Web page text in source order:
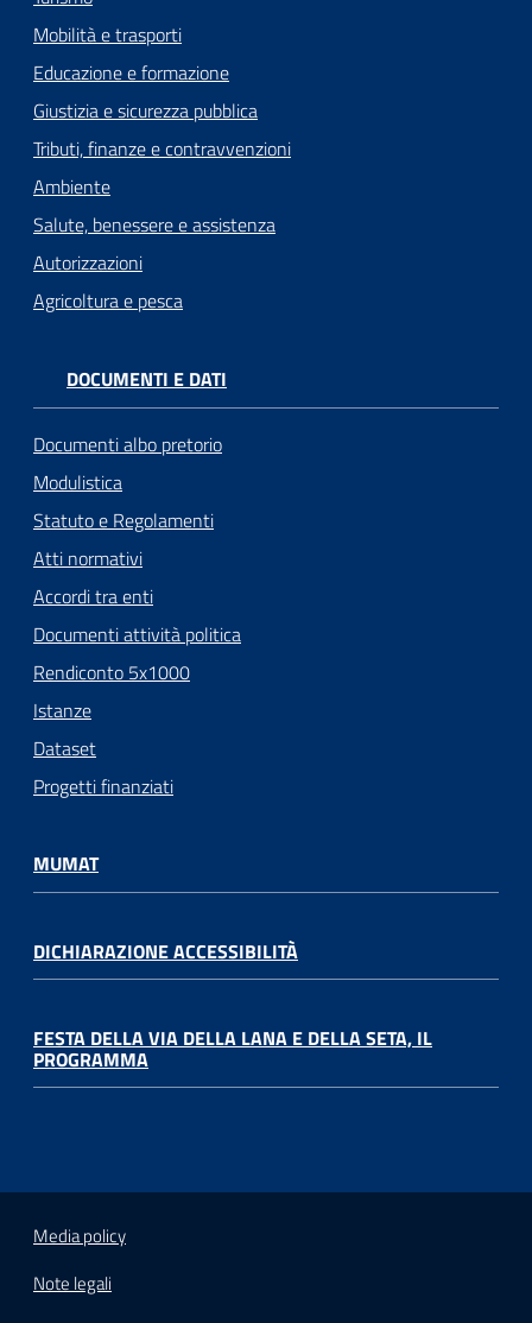
Mobilità e trasporti
Educazione e formazione
Giustizia e sicurezza pubblica
Tributi, finanze e contravvenzioni
Ambiente
Salute, benessere e assistenza
Autorizzazioni
Agricoltura e pesca
DOCUMENTI E DATI
Documenti albo pretorio
Modulistica
Statuto e Regolamenti
Atti normativi
Accordi tra enti
Documenti attività politica
Rendiconto 5x1000
Istanze
Dataset
Progetti finanziati
MUMAT
DICHIARAZIONE ACCESSIBILITÀ
FESTA DELLA VIA DELLA LANA E DELLA SETA, IL
PROGRAMMA
Media policy
Note legali